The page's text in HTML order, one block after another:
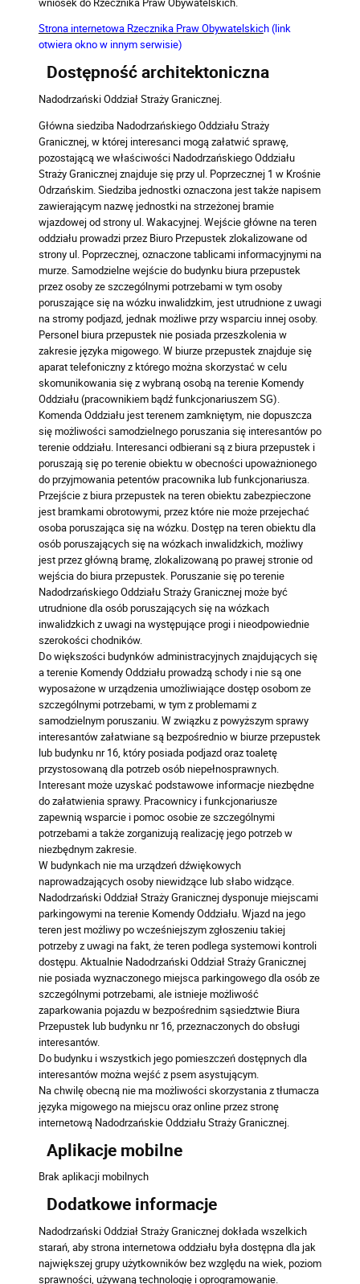
Strona internetowa Rzecznika Praw Obywatelskich (link
otwiera okno w innym serwisie)
Dostępność architektoniczna
Nadodrzański Oddział Straży Granicznej.
Główna siedziba Nadodrzańskiego Oddziału Straży
Granicznej, w której interesanci mogą załatwić sprawę,
pozostającą we właściwości Nadodrzańskiego Oddziału
Straży Granicznej znajduje się przy ul. Poprzecznej 1 w Krośnie
Odrzańskim. Siedziba jednostki oznaczona jest także napisem
zawierającym nazwę jednostki na strzeżonej bramie
wjazdowej od strony ul. Wakacyjnej. Wejście główne na teren
oddziału prowadzi przez Biuro Przepustek zlokalizowane od
strony ul. Poprzecznej, oznaczone tablicami informacyjnymi na
murze. Samodzielne wejście do budynku biura przepustek
przez osoby ze szczególnymi potrzebami w tym osoby
poruszające się na wózku inwalidzkim, jest utrudnione z uwagi
na stromy podjazd, jednak możliwe przy wsparciu innej osoby.
Personel biura przepustek nie posiada przeszkolenia w
zakresie języka migowego. W biurze przepustek znajduje się
aparat telefoniczny z którego można skorzystać w celu
skomunikowania się z wybraną osobą na terenie Komendy
Oddziału (pracownikiem bądź funkcjonariuszem SG).
Komenda Oddziału jest terenem zamkniętym, nie dopuszcza
się możliwości samodzielnego poruszania się interesantów po
terenie oddziału. Interesanci odbierani są z biura przepustek i
poruszają się po terenie obiektu w obecności upoważnionego
do przyjmowania petentów pracownika lub funkcjonariusza.
Przejście z biura przepustek na teren obiektu zabezpieczone
jest bramkami obrotowymi, przez które nie może przejechać
osoba poruszająca się na wózku. Dostęp na teren obiektu dla
osób poruszających się na wózkach inwalidzkich, możliwy
jest przez główną bramę, zlokalizowaną po prawej stronie od
wejścia do biura przepustek. Poruszanie się po terenie
Nadodrzańskiego Oddziału Straży Granicznej może być
utrudnione dla osób poruszających się na wózkach
inwalidzkich z uwagi na występujące progi i nieodpowiednie
szerokości chodników.
Do większości budynków administracyjnych znajdujących się
a terenie Komendy Oddziału prowadzą schody i nie są one
wyposażone w urządzenia umożliwiające dostęp osobom ze
szczególnymi potrzebami, w tym z problemami z
samodzielnym poruszaniu. W związku z powyższym sprawy
interesantów załatwiane są bezpośrednio w biurze przepustek
lub budynku nr 16, który posiada podjazd oraz toaletę
przystosowaną dla potrzeb osób niepełnosprawnych.
Interesant może uzyskać podstawowe informacje niezbędne
do załatwienia sprawy. Pracownicy i funkcjonariusze
zapewnią wsparcie i pomoc osobie ze szczególnymi
potrzebami a także zorganizują realizację jego potrzeb w
niezbędnym zakresie.
W budynkach nie ma urządzeń dźwiękowych
naprowadzających osoby niewidzące lub słabo widzące.
Nadodrzański Oddział Straży Granicznej dysponuje miejscami
parkingowymi na terenie Komendy Oddziału. Wjazd na jego
teren jest możliwy po wcześniejszym zgłoszeniu takiej
potrzeby z uwagi na fakt, że teren podlega systemowi kontroli
dostępu. Aktualnie Nadodrzański Oddział Straży Granicznej
nie posiada wyznaczonego miejsca parkingowego dla osób ze
szczególnymi potrzebami, ale istnieje możliwość
zaparkowania pojazdu w bezpośrednim sąsiedztwie Biura
Przepustek lub budynku nr 16, przeznaczonych do obsługi
interesantów.
Do budynku i wszystkich jego pomieszczeń dostępnych dla
interesantów można wejść z psem asystującym.
Na chwilę obecną nie ma możliwości skorzystania z tłumacza
języka migowego na miejscu oraz online przez stronę
internetową Nadodrzańskie Oddziału Straży Granicznej.
Aplikacje mobilne
Brak aplikacji mobilnych
Dodatkowe informacje
Nadodrzański Oddział Straży Granicznej dokłada wszelkich
starań, aby strona internetowa oddziału była dostępna dla jak
największej grupy użytkowników bez względu na wiek, poziom
sprawności, używaną technologię i oprogramowanie.